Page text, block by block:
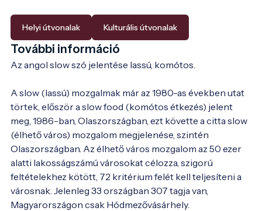
Helyi útvonalak Kulturális útvonalak
További információ
Az angol slow szó jelentése lassú, komótos.
A slow (lassú) mozgalmak már az 1980-as években utat
törtek, először a slow food (komótos étkezés) jelent
meg, 1986-ban, Olaszországban, ezt követte a citta slow
(élhető város) mozgalom megjelenése, szintén
Olaszországban. Az élhető város mozgalom az 50 ezer
alatti lakosságszámú városokat célozza, szigorú
feltételekhez kötött, 72 kritérium felét kell teljesíteni a
városnak. Jelenleg 33 országban 307 tagja van,
Magyarországon csak Hódmezővásárhely.